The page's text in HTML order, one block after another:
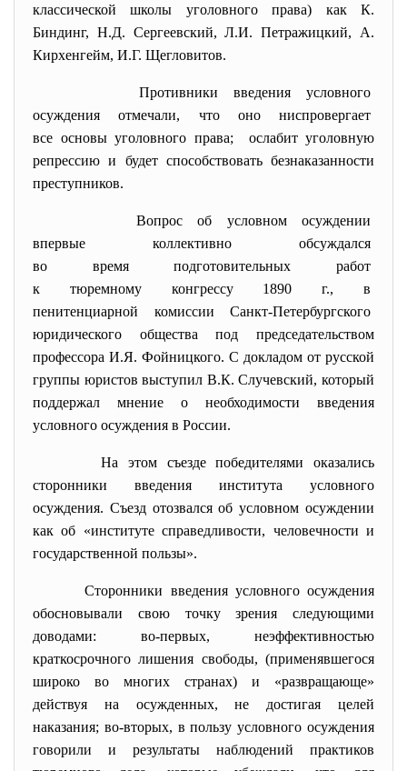
классической школы уголовного права) как К.
Биндинг, Н.Д. Сергеевский, Л.И. Петражицкий, А.
Кирхенгейм, И.Г. Щегловитов.
Противники введения условного
осуждения отмечали, что оно ниспровергает
все основы уголовного права; ослабит уголовную
репрессию и будет способствовать безнаказанности
преступников.
Вопрос об условном осуждении
впервые коллективно обсуждался
во время подготовительных работ
к тюремному конгрессу 1890 г., в
пенитенциарной комиссии Санкт-Петербургского
юридического общества под председательством
профессора И.Я. Фойницкого. С докладом от русской
группы юристов выступил В.К. Случевский, который
поддержал мнение о необходимости введения
условного осуждения в России.
На этом съезде победителями оказались
сторонники введения института условного
осуждения. Съезд отозвался об условном осуждении
как об «институте справедливости, человечности и
государственной пользы».
Сторонники введения условного осуждения
обосновывали свою точку зрения следующими
доводами: во-первых, неэффективностью
краткосрочного лишения свободы, (применявшегося
широко во многих странах) и «развращающе»
действуя на осужденных, не достигая целей
наказания; во-вторых, в пользу условного осуждения
говорили и результаты наблюдений практиков